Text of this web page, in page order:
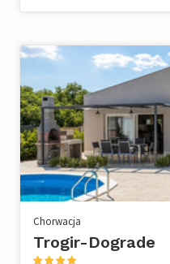
Chorwacja
Trogir-Dograde